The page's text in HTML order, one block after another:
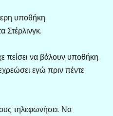
υποθήκη.
Στέρλινγκ.
πείσει να βάλουν υποθήκη
εγώ πριν πέντε
τηλεφωνήσει. Να